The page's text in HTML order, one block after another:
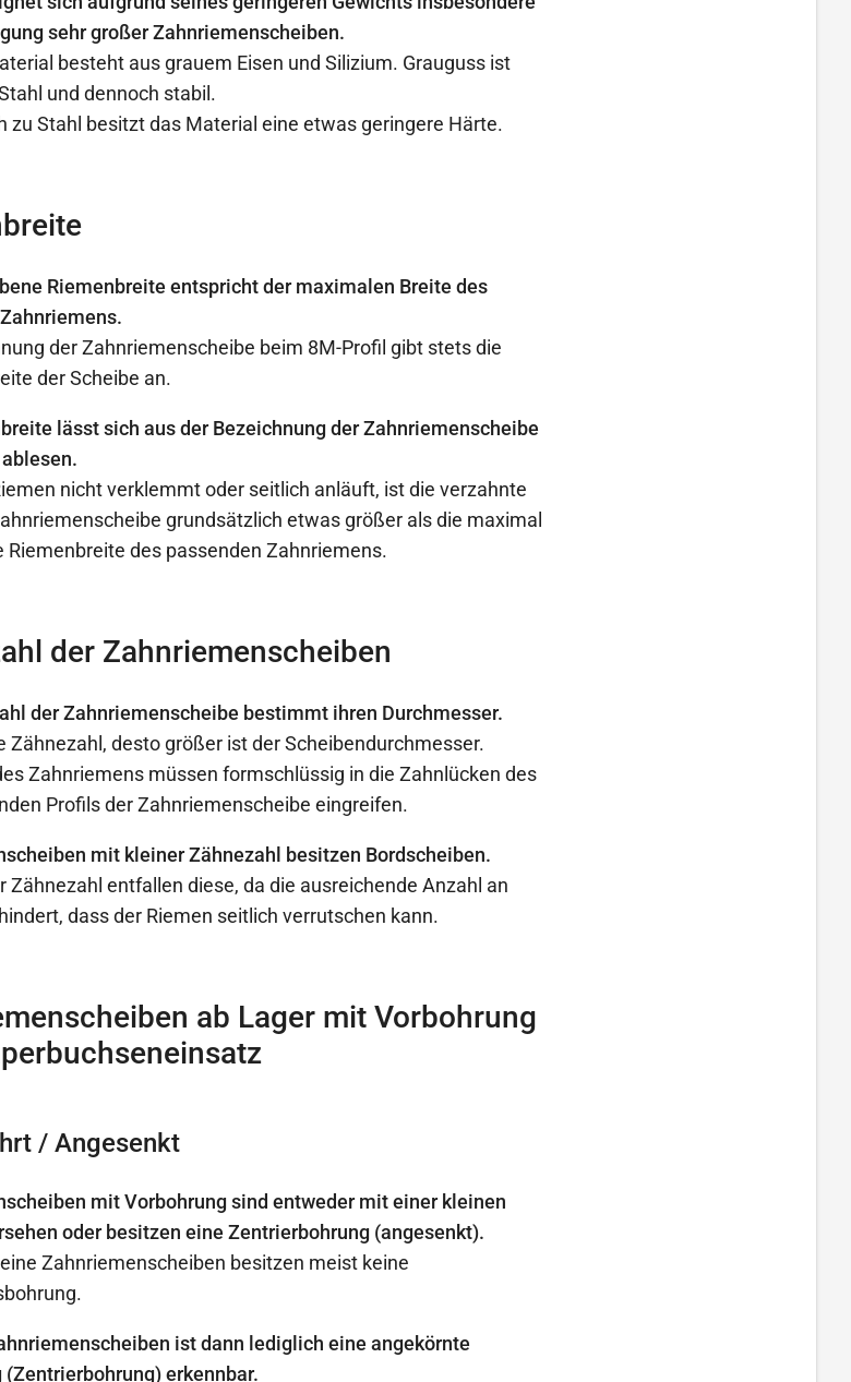
sehr großer Zahnriemenscheiben.
besteht aus grauem Eisen und Silizium. Grauguss ist
und dennoch stabil.
zu Stahl besitzt das Material eine etwas geringere Härte.
Riemenbreite entspricht der maximalen Breite des
der Zahnriemenscheibe beim 8M-Profil gibt stets die
der Scheibe an.
lässt sich aus der Bezeichnung der Zahnriemenscheibe
nicht verklemmt oder seitlich anläuft, ist die verzahnte
grundsätzlich etwas größer als die maximal
Riemenbreite des passenden Zahnriemens.
der Zahnriemenscheiben
der Zahnriemenscheibe bestimmt ihren Durchmesser.
Zähnezahl, desto größer ist der Scheibendurchmesser.
Zahnriemens müssen formschlüssig in die Zahnlücken des
Profils der Zahnriemenscheibe eingreifen.
mit kleiner Zähnezahl besitzen Bordscheiben.
Zähnezahl entfallen diese, da die ausreichende Anzahl an
dass der Riemen seitlich verrutschen kann.
ab Lager mit Vorbohrung
/ Angesenkt
mit Vorbohrung sind entweder mit einer kleinen
oder besitzen eine Zentrierbohrung (angesenkt).
Zahnriemenscheiben besitzen meist keine
ist dann lediglich eine angekörnte
(Zentrierbohrung) erkennbar.